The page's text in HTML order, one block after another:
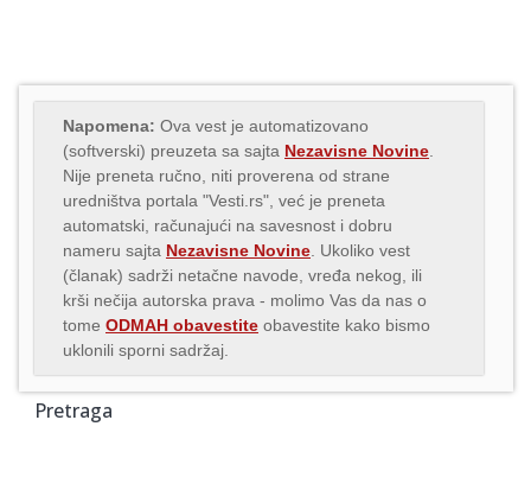
Napomena: Ova vest je automatizovano
(softverski) preuzeta sa sajta Nezavisne Novine
Nije preneta ručno, niti proverena od strane
uredništva portala "Vesti.rs", već je preneta
automatski, računajući na savesnost i dobru
nameru sajta Nezavisne Novine . Ukoliko vest
(članak) sadrži netačne navode, vređa nekog, ili
krši nečija autorska prava - molimo Vas da nas o
tome ODMAH obavestite obavestite kako bismo
uklonili sporni sadržaj.
Pretraga